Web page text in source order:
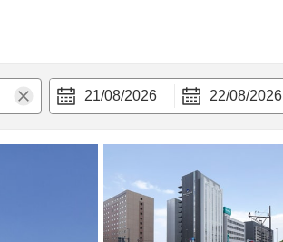
21/08/2026 22/08/2026